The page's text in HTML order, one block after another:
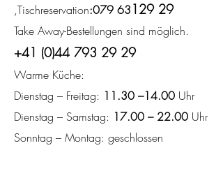
,Tischreservation:079 63129 29
Take Away-Bestellungen sind möglich.
+41 (0)44 793 29 29
Warme Küche:
Dienstag – Freitag: 11.30 –14.00 Uhr
Dienstag – Samstag: 17.00 – 22.00 Uhr
Sonntag – Montag: geschlossen